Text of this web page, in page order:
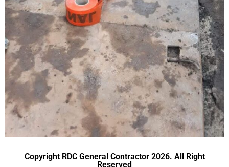
Copyright RDC General Contractor 2026. All Right
Reserved